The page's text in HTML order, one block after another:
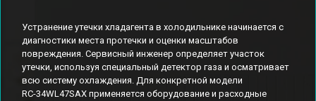
Устранение утечки хладагента в холодильнике начинается с
диагностики места протечки и оценки масштабов
повреждения. Сервисный инженер определяет участок
утечки, используя специальный детектор газа и осматривает
всю систему охлаждения. Для конкретной модели
RС-34WL47SAX применяется оборудование и расходные